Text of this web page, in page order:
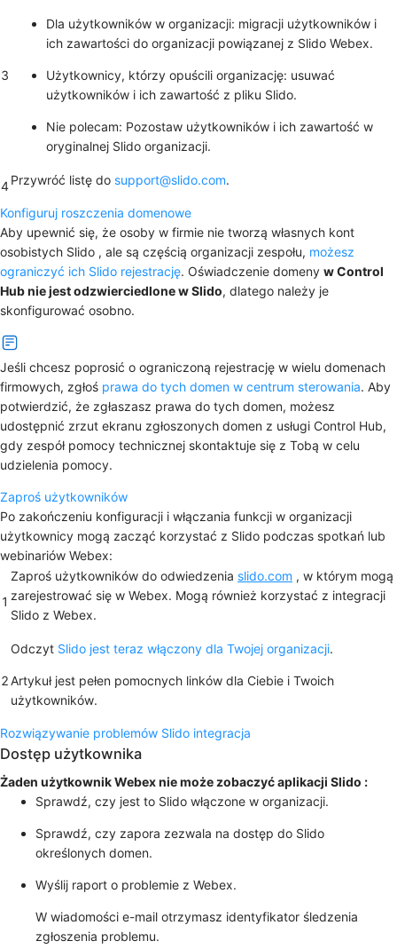
3
Dla użytkowników w organizacji: migracji użytkowników i
ich zawartości do organizacji powiązanej z Slido Webex.
Użytkownicy, którzy opuścili organizację: usuwać
użytkowników i ich zawartość z pliku Slido.
Nie polecam: Pozostaw użytkowników i ich zawartość w
oryginalnej Slido organizacji.
4Przywróć listę do support@slido.com.
Konfiguruj roszczenia domenowe
Aby upewnić się, że osoby w firmie nie tworzą własnych kont
osobistych Slido , ale są częścią organizacji zespołu, możesz
ograniczyć ich Slido rejestrację. Oświadczenie domeny w Control
Hub nie jest odzwierciedlone w Slido, dlatego należy je
skonfigurować osobno.
Jeśli chcesz poprosić o ograniczoną rejestrację w wielu domenach
firmowych, zgłoś prawa do tych domen w centrum sterowania. Aby
potwierdzić, że zgłaszasz prawa do tych domen, możesz
udostępnić zrzut ekranu zgłoszonych domen z usługi Control Hub,
gdy zespół pomocy technicznej skontaktuje się z Tobą w celu
udzielenia pomocy.
Zaproś użytkowników
Po zakończeniu konfiguracji i włączania funkcji w organizacji
użytkownicy mogą zacząć korzystać z Slido podczas spotkań lub
webinariów Webex:
1
Zaproś użytkowników do odwiedzenia slido.com , w którym mogą
zarejestrować się w Webex. Mogą również korzystać z integracji
Slido z Webex.
2
Odczyt Slido jest teraz włączony dla Twojej organizacji.
Artykuł jest pełen pomocnych linków dla Ciebie i Twoich
użytkowników.
Rozwiązywanie problemów Slido integracja
Dostęp użytkownika
Żaden użytkownik Webex nie może zobaczyć aplikacji Slido :
Sprawdź, czy jest to Slido włączone w organizacji.
Sprawdź, czy zapora zezwala na dostęp do Slido
określonych domen.
Wyślij raport o problemie z Webex.
W wiadomości e-mail otrzymasz identyfikator śledzenia
zgłoszenia problemu.